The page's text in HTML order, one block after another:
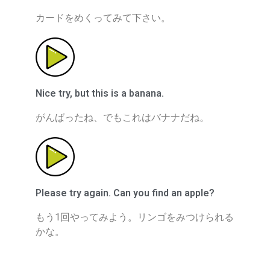
カードをめくってみて下さい。
Nice try, but this is a banana.
がんばったね、でもこれはバナナだね。
Please try again. Can you find an apple?
もう1回やってみよう。リンゴをみつけられる
かな。